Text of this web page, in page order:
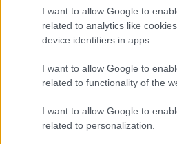
I want to allow Google to
related to analytics like
device identifiers in apps.
I want to allow Google to
related to functionality of the
I want to allow Google to
related to personalization.